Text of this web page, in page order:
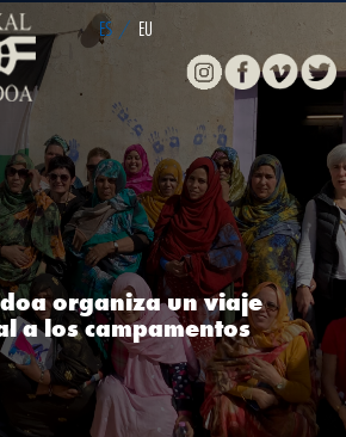
ES / EU
organiza un viaje
a los campamentos